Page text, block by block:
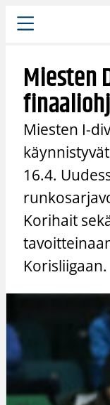
Siirry
sisältöön
Miesten
Miesten I-
16.4.
Korihait
Korisliigaan.